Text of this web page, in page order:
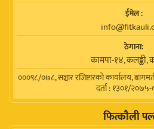
ईमेल :
ठेगाना:
कामपा-१४, कलङ्की,
०००९८/०७८, सञ्चार रजिष्टारको कार्यालय,
दर्ता : १३०१/
फित्कौली